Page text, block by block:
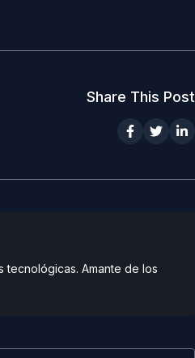
Share This Post
Amante de los